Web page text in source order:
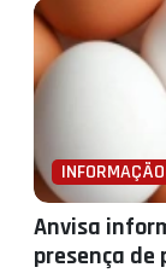
INFORMAÇÃO
Anvisa
presença de